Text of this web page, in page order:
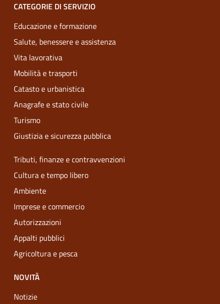
CATEGORIE DI SERVIZIO
Educazione e formazione
Salute, benessere e assistenza
Vita lavorativa
Mobilità e trasporti
Catasto e urbanistica
Anagrafe e stato civile
Turismo
Giustizia e sicurezza pubblica
Tributi, finanze e contravvenzioni
Cultura e tempo libero
Ambiente
Imprese e commercio
Autorizzazioni
Appalti pubblici
Agricoltura e pesca
NOVITÀ
Notizie